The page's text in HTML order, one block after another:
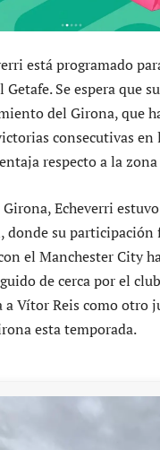
está programado
Se espera que
del Girona, que
consecutivas en
respecto a la zona
Echeverri
donde su
el Manchester City
de cerca por el
a Vítor Reis como otro
esta temporada.